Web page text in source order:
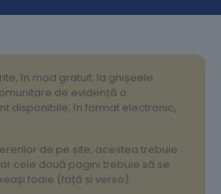
în mod gratuit, la ghișeele
de evidență a
disponibile, în format electronic,
de pe site, acestea trebuie
cele două pagini trebuie să se
foaie (față și verso).